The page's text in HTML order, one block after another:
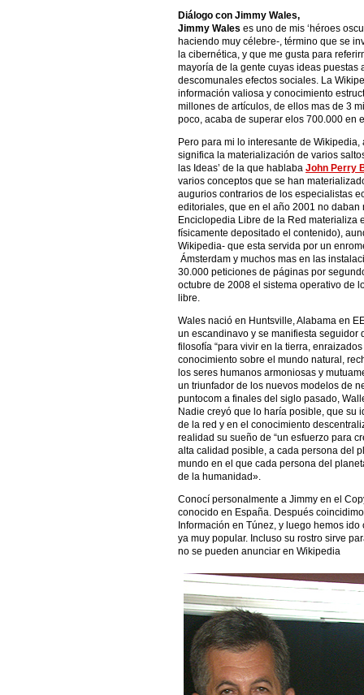
Diálogo con Jimmy Wales,
Jimmy Wales es uno de mis ‘héroes
haciendo muy célebre-, término que se
la cibernética, y que me gusta para
mayoría de la gente cuyas ideas
descomunales efectos sociales. La
información valiosa y conocimiento
millones de artículos, de ellos mas de 3
poco, acaba de superar elos 700.000 en
Pero para mi lo interesante de
significa la materialización de varios
las Ideas’ de la que hablaba John Perry
varios conceptos que se han
augurios contrarios de los especialistas
editoriales, que en el año 2001 no
Enciclopedia Libre de la Red materializa
físicamente depositado el contenido),
Wikipedia- que esta servida por un
Ámsterdam y muchos mas en las
30.000 peticiones de páginas por
octubre de 2008 el sistema operativo de
libre.
Wales nació en Huntsville, Alabama en
un escandinavo y se manifiesta seguidor
filosofía “para vivir en la tierra,
conocimiento sobre el mundo natural,
los seres humanos armoniosas y
un triunfador de los nuevos modelos de
puntocom a finales del siglo pasado,
Nadie creyó que lo haría posible, que su
de la red y en el conocimiento
realidad su sueño de “un esfuerzo para
alta calidad posible, a cada persona del
mundo en el que cada persona del
de la humanidad».
Conocí personalmente a Jimmy en el
conocido en España. Después
Información en Túnez, y luego hemos
ya muy popular. Incluso su rostro sirve
no se pueden anunciar en Wikipedia